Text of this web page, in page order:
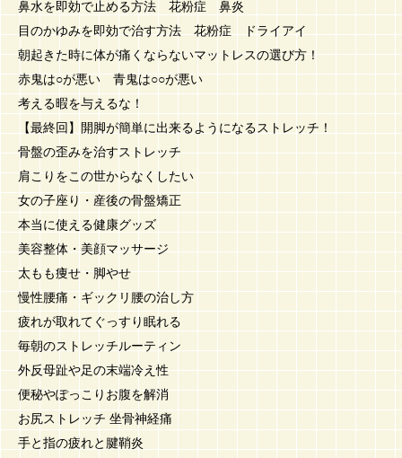
鼻水を即効で止める方法 花粉症 鼻炎
目のかゆみを即効で治す方法 花粉症 ドライアイ
朝起きた時に体が痛くならないマットレスの選び方！
赤鬼は○が悪い 青鬼は○○が悪い
考える暇を与えるな！
【最終回】開脚が簡単に出来るようになるストレッチ！
骨盤の歪みを治すストレッチ
肩こりをこの世からなくしたい
女の子座り・産後の骨盤矯正
本当に使える健康グッズ
美容整体・美顔マッサージ
太もも痩せ・脚やせ
慢性腰痛・ギックリ腰の治し方
疲れが取れてぐっすり眠れる
毎朝のストレッチルーティン
外反母趾や足の末端冷え性
便秘やぽっこりお腹を解消
お尻ストレッチ 坐骨神経痛
手と指の疲れと腱鞘炎